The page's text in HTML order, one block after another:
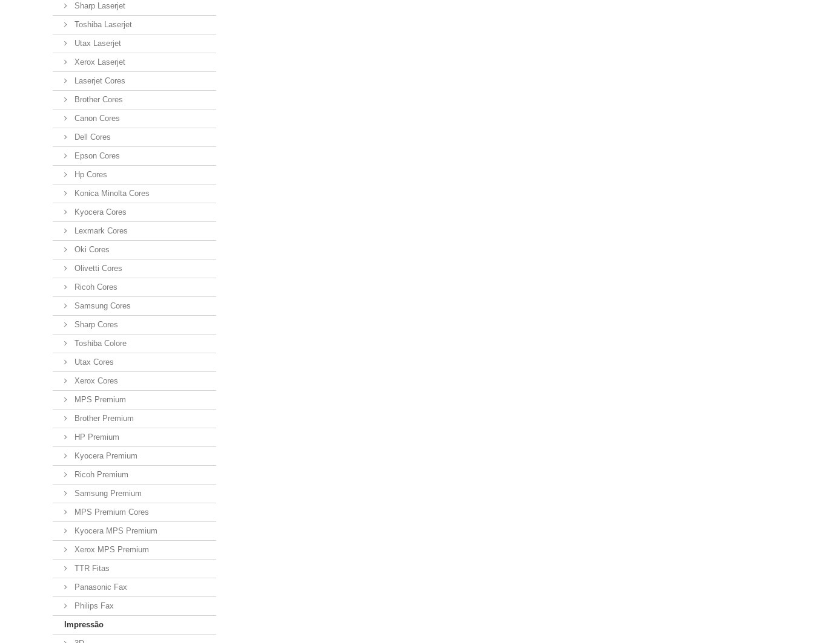
Sharp Laserjet
Toshiba Laserjet
Utax Laserjet
Xerox Laserjet
Laserjet Cores
Brother Cores
Canon Cores
Dell Cores
Epson Cores
Hp Cores
Konica Minolta Cores
Kyocera Cores
Lexmark Cores
Oki Cores
Olivetti Cores
Ricoh Cores
Samsung Cores
Sharp Cores
Toshiba Colore
Utax Cores
Xerox Cores
MPS Premium
Brother Premium
HP Premium
Kyocera Premium
Ricoh Premium
Samsung Premium
MPS Premium Cores
Kyocera MPS Premium
Xerox MPS Premium
TTR Fitas
Panasonic Fax
Philips Fax
Impressão